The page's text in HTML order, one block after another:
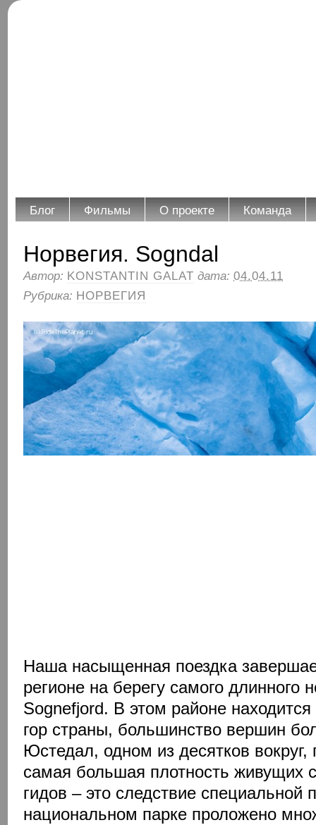
Блог Фильмы О проекте Команда
Норвегия. Sogndal
Автор: KONSTANTIN GALAT дата: 04.04.11
Рубрика: НОРВЕГИЯ
Наша насыщенная поездка
регионе на берегу самого длинного
Sognefjord. В этом районе
гор страны, большинство вершин
Юстедал, одном из десятков
самая большая плотность живущих
гидов – это следствие специальной
национальном парке проложено